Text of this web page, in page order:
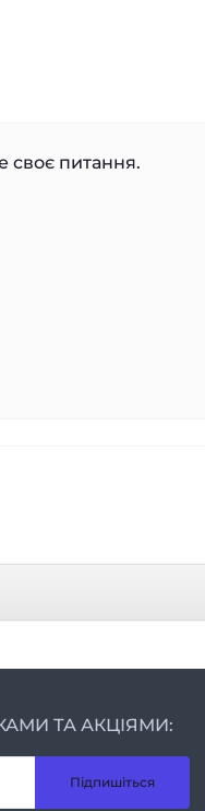
своє питання.
ТА АКЦІЯМИ:
Підпишіться